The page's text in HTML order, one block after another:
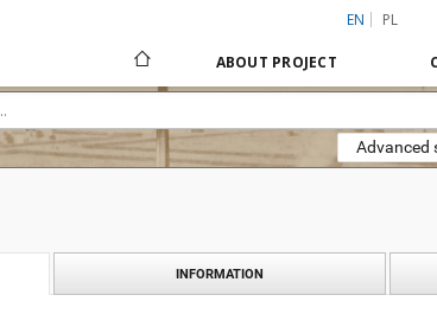
EN PL
ABOUT PROJECT
Advanced
INFORMATION